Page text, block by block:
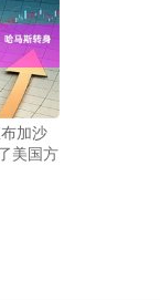
加沙
美国方